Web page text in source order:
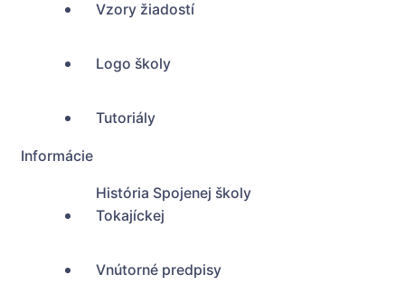
Vzory žiadostí
Logo školy
Tutoriály
Informácie
História Spojenej školy
Tokajíckej
Vnútorné predpisy